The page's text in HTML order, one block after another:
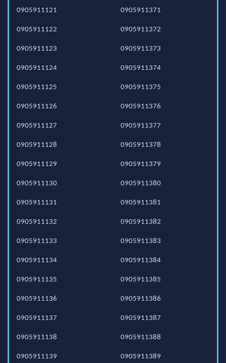
0905911121
0905911122
0905911123
0905911124
0905911125
0905911126
0905911127
0905911128
0905911129
0905911130
0905911131
0905911132
0905911133
0905911134
0905911135
0905911136
0905911137
0905911138
0905911139
0905911371
0905911372
0905911373
0905911374
0905911375
0905911376
0905911377
0905911378
0905911379
0905911380
0905911381
0905911382
0905911383
0905911384
0905911385
0905911386
0905911387
0905911388
0905911389